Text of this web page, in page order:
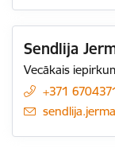
Sendlija
Vecākais
+371
E-pasts: